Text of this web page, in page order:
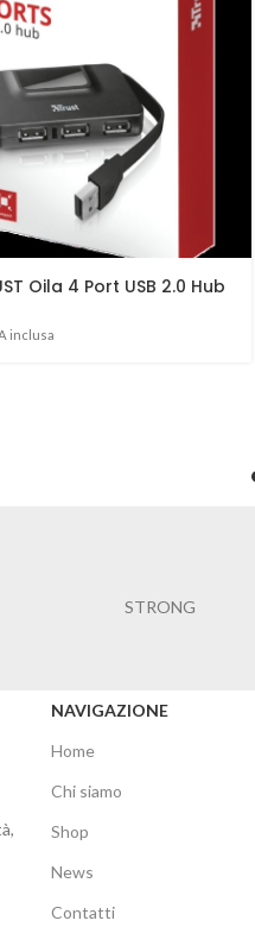
Oila 4 Port USB 2.0 Hub
inclusa
STRONG
NAVIGAZIONE
Home
Chi siamo
Shop
News
Contatti